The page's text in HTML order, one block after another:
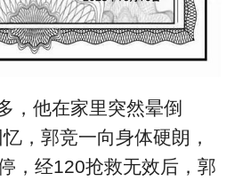
，他在家里突然晕倒
，郭竞一向身体硬朗，
，经120抢救无效后，郭